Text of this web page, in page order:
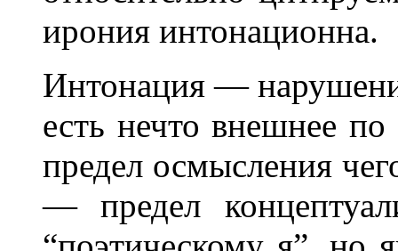
ирония интонационна.
Интонация —
есть нечто внешнее
предел осмысления
— предел